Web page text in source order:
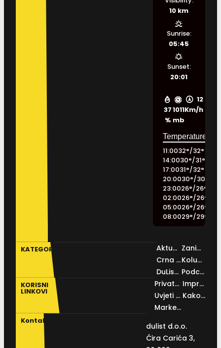
37
%
1011
mb
12
Km/h
10 km
Sunrise:
05:45
Sunset:
20:01
11:0032°/32°
14:0030°/31°
17:0031°/32°
20:0030°/30
23:0026°/26°
02:0026°/26°
05:0026°/26°
08:0029°/29°
KATEGORIJE
Aktualno
Crna kronika
DuList IN
Zanimljivosti
Kolumne
Podcast
KORISNI
LINKOVI
Privatnosti
Uvjeti korištenja
Marketing
Impressum
Kako do nas
Kontakt
dulist d.o.o.
Ćira Carića 3,